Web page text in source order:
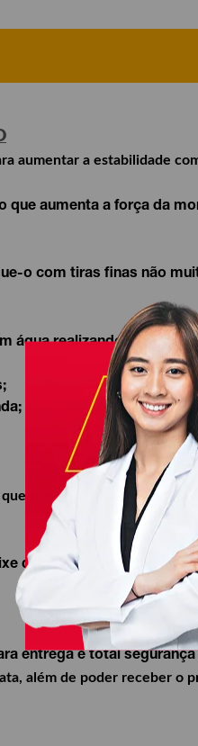
aumentar a estabilidade
que aumenta a força da
o com tiras finas não
água realizando
a dentadura está sendo
de aproveitar os
entrega e total
além de poder receber o